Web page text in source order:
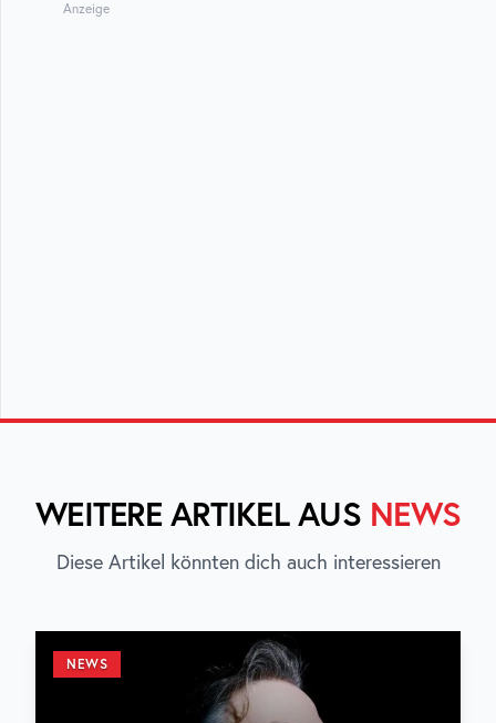
Anzeige
WEITERE ARTIKEL AUS NEWS
Diese Artikel könnten dich auch interessieren
NEWS